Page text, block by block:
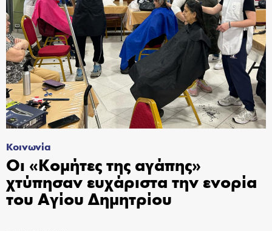
Κοινωνία
Οι «Κομήτες της αγάπης»
χτύπησαν ευχάριστα την ενορία
του Αγίου Δημητρίου